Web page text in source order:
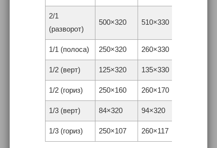
2/1
(разворот)
500×320 510×330
1/1 (полоса) 250×320 260×330
1/2 (верт) 125×320 135×330
1/2 (гориз) 250×160 260×170
1/3 (верт) 84×320 94×320
1/3 (гориз) 250×107 260×117